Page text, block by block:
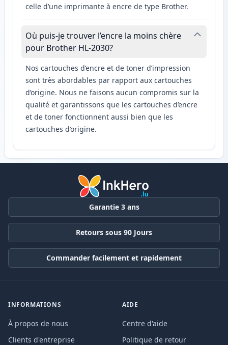
celle d’une imprimante à encre de type Brother.
Où puis-je trouver l’encre la moins chère
pour Brother HL-2030?
Nos cartouches d’encre et de toner d’impression
sont très abordables par rapport aux cartouches
d’origine. Nous ne faisons aucun compromis sur la
qualité et garantissons que les cartouches d’encre
et de toner fonctionnent aussi bien que les
cartouches d’origine.
Garantie 3 ans
Retours sous 90 Jours
Commander facilement et rapidement
INFORMATIONS
À propos de nous
Clients d'entreprise
AIDE
Centre d'aide
Politique de retour